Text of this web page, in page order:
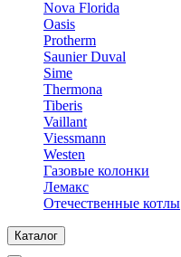
Nova Florida
Oasis
Protherm
Saunier Duval
Sime
Thermona
Tiberis
Vaillant
Viessmann
Westen
Газовые колонки
Лемакс
Отечественные котлы
Каталог